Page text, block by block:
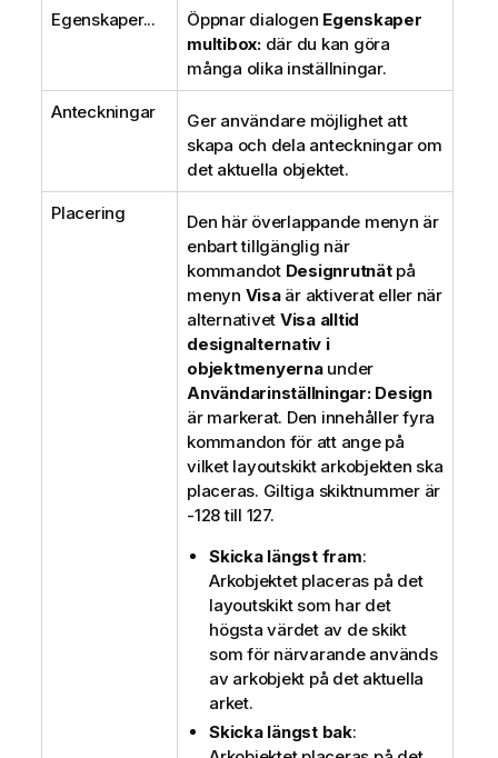
Egenskaper... Öppnar dialogen Egenskaper
multibox:där du kan göra
många olika inställningar.
Anteckningar
Ger användare möjlighet att
skapa och dela anteckningar om
det aktuella objektet.
Placering
Den här överlappande menyn är
enbart tillgänglig när
kommandot Designrutnätpå
menyn Visaär aktiverat eller när
alternativet Visa alltid
designalternativ i
objektmenyernaunder
Användarinställningar: Design
är markerat. Den innehåller fyra
kommandon för att ange på
vilket layoutskikt arkobjekten ska
placeras. Giltiga skiktnummer är
-128 till 127.
Skicka längst fram:
Arkobjektet placeras på det
layoutskikt som har det
högsta värdet av de skikt
som för närvarande används
av arkobjekt på det aktuella
arket.
Skicka längst bak: